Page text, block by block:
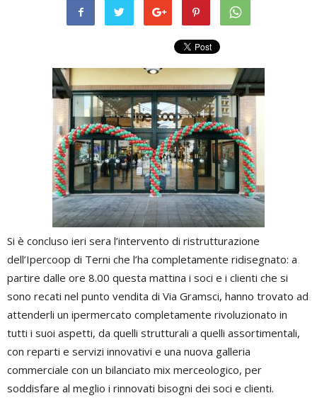
Si è concluso ieri sera l’intervento di ristrutturazione
dell’Ipercoop di Terni che l’ha completamente ridisegnato: a
partire dalle ore 8.00 questa mattina i soci e i clienti che si
sono recati nel punto vendita di Via Gramsci, hanno trovato ad
attenderli un ipermercato completamente rivoluzionato in
tutti i suoi aspetti, da quelli strutturali a quelli assortimentali,
con reparti e servizi innovativi e una nuova galleria
commerciale con un bilanciato mix merceologico, per
soddisfare al meglio i rinnovati bisogni dei soci e clienti.